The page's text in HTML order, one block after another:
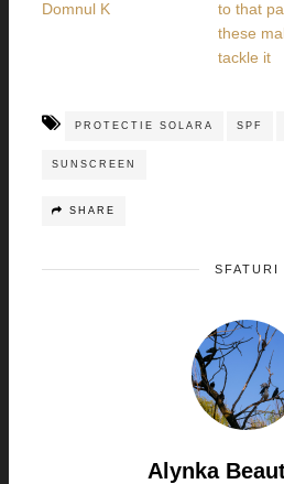
Domnul K
to that
these
tackle it
PROTECTIE SOLARA SPF
SUNSCREEN
SHARE
SFATURI
Alynka